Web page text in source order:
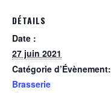
DÉTAILS
Date :
27 juin 2021
Catégorie d’Évènement:
Brasserie